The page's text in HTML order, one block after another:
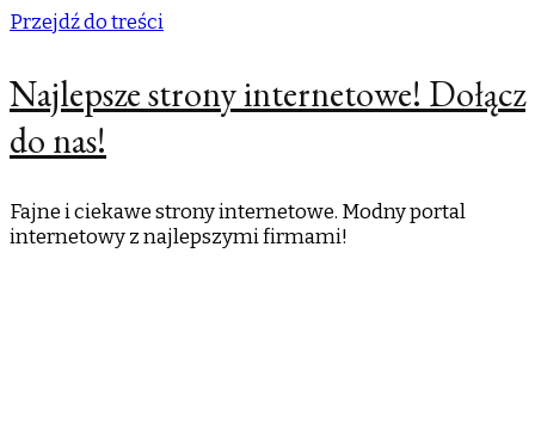
Przejdź do treści
Najlepsze strony internetowe! Dołącz
do nas!
Fajne i ciekawe strony internetowe. Modny portal
internetowy z najlepszymi firmami!